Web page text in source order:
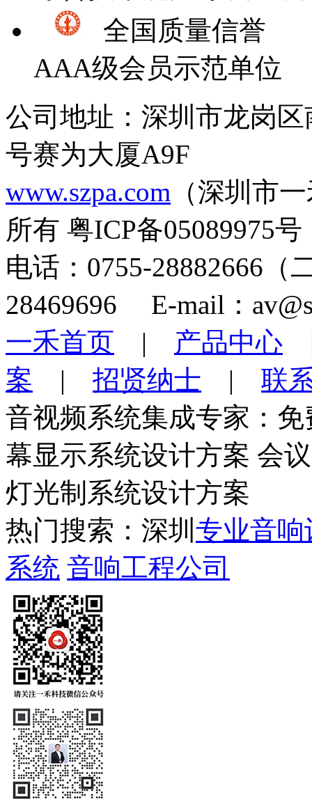
全国质量信誉
AAA级会员示范单位
公司地址：深圳市龙岗
号赛为大厦A9F
www.szpa.com （深圳市
所有 粤ICP备05089975号
电话：0755-28882666
28469696 E-mail：
一禾首页 | 产品中心
案 | 招贤纳士 | 联
音视频系统集成专家：
幕显示系统设计方案 会
灯光制系统设计方案
热门搜索：深圳 专业音响
系统 音响工程公司